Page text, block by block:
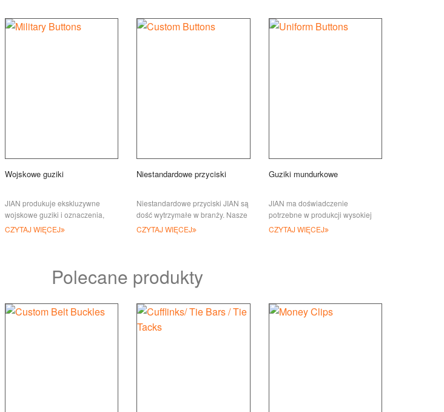
modowe ubrania. JIAN
niestandardowego wyposażenia
Wojskowe guziki
JIAN produkuje ekskluzywne
wojskowe guziki i oznaczenia,
które można przyszyć na mundury
i nosić przez siły zbrojne i param
CZYTAJ WIĘCEJ
Niestandardowe przyciski
Niestandardowe przyciski JIAN są
dość wytrzymałe w branży. Nasze
niestandardowe guziki wykonane
są z wysokiej jakości brązu lub
CZYTAJ WIĘCEJ
Guziki mundurkowe
JIAN ma doświadczenie
potrzebne w produkcji wysokiej
jakości guzików mundurowych, w
przystępnej cenie i w terminie, co
CZYTAJ WIĘCEJ
Polecane produkty